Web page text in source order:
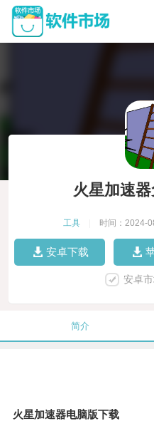
火星加速
工具 时间：2024-
安卓下载
安卓
简介
火星加速器电脑版下载